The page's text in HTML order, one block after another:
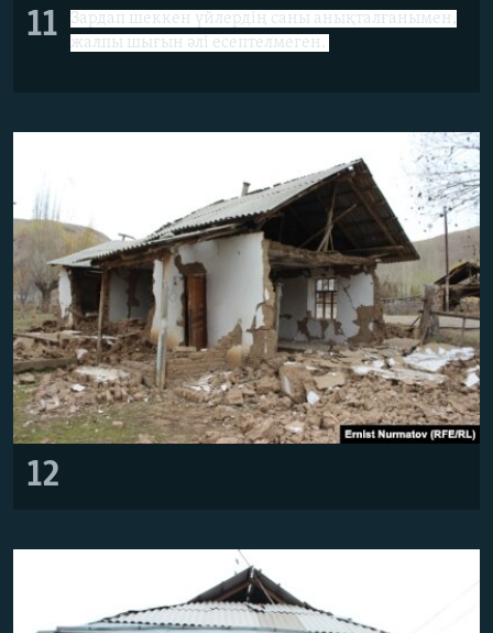
11
Зардап шеккен үйлердің саны анықталғанымен,
жалпы шығын әлі есептелмеген.
12